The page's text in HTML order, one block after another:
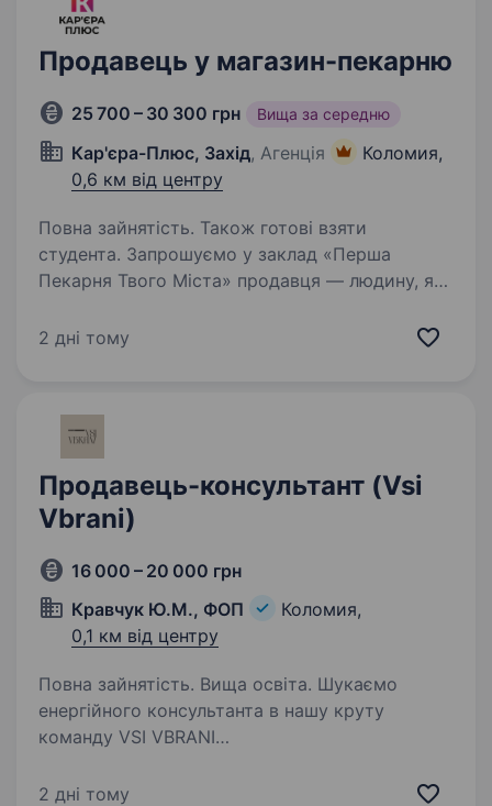
Продавець у магазин-пекарню
25 700 – 30 300 грн Вища за середню
Кар'єра-Плюс, Захід, Агенція
Коломия,
0,6 км від центру
Повна зайнятість. Також готові взяти
студента. Запрошуємо у заклад «Перша
Пекарня Твого Міста» продавця — людину, яка
допомагатиме їм обирати смаколики.
2 дні тому
Продавець-консультант (Vsi
Vbrani)
16 000 – 20 000 грн
Кравчук Ю.М., ФОП
Коломия,
0,1 км від центру
Повна зайнятість. Вища освіта. Шукаємо
енергійного консультанта в нашу круту
команду VSI VBRANI
igsh=MXF6OW8xZjR0MnZv! Хочеш бути
2 дні тому